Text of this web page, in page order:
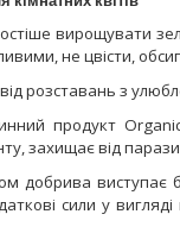
вирощувати
не цвісти,
розставань з
продукт
захищає від
добрива виступає
сили у